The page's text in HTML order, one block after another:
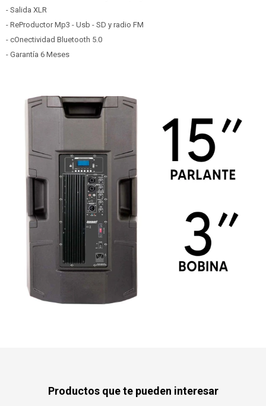
- Salida XLR
- ReProductor Mp3 - Usb - SD y radio FM
- cOnectividad Bluetooth 5.0
- Garantía 6 Meses
Productos que te pueden interesar